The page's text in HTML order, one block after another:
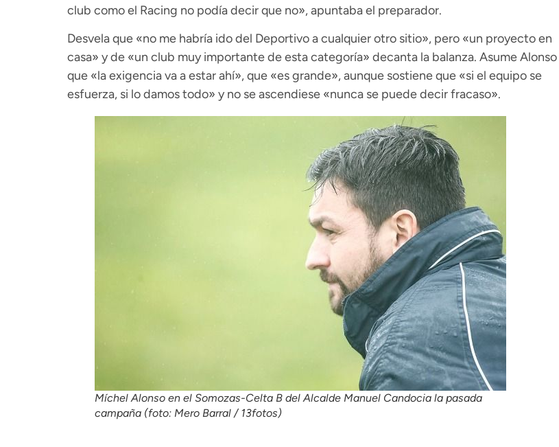
club como el Racing no podía decir que no», apuntaba el preparador.
Desvela que «no me habría ido del Deportivo a cualquier otro sitio», pero «un proyecto en
casa» y de «un club muy importante de esta categoría» decanta la balanza. Asume Alonso
que «la exigencia va a estar ahí», que «es grande», aunque sostiene que «si el equipo se
esfuerza, si lo damos todo» y no se ascendiese «nunca se puede decir fracaso».
Míchel Alonso en el Somozas-Celta B del Alcalde Manuel Candocia la pasada
campaña (foto: Mero Barral / 13fotos)